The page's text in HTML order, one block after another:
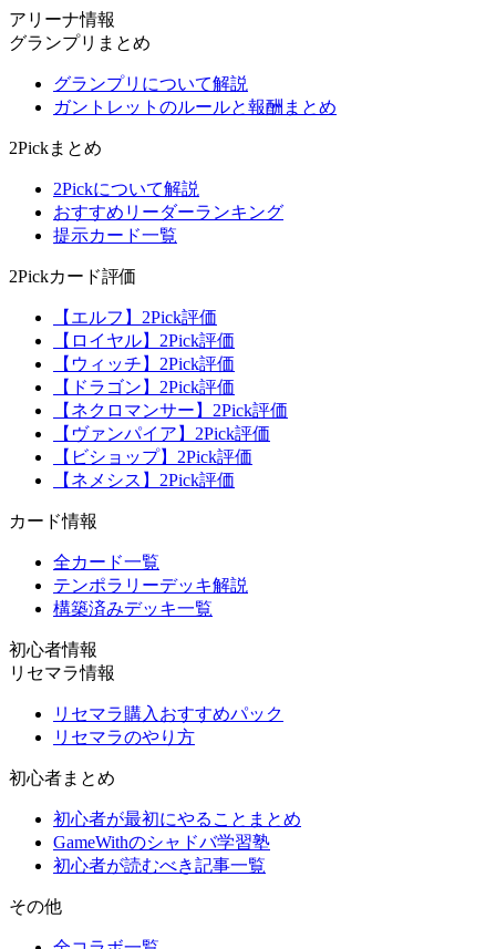
アリーナ情報
グランプリまとめ
グランプリについて解説
ガントレットのルールと報酬まとめ
2Pickまとめ
2Pickについて解説
おすすめリーダーランキング
提示カード一覧
2Pickカード評価
【エルフ】2Pick評価
【ロイヤル】2Pick評価
【ウィッチ】2Pick評価
【ドラゴン】2Pick評価
【ネクロマンサー】2Pick評価
【ヴァンパイア】2Pick評価
【ビショップ】2Pick評価
【ネメシス】2Pick評価
カード情報
全カード一覧
テンポラリーデッキ解説
構築済みデッキ一覧
初心者情報
リセマラ情報
リセマラ購入おすすめパック
リセマラのやり方
初心者まとめ
初心者が最初にやることまとめ
GameWithのシャドバ学習塾
初心者が読むべき記事一覧
その他